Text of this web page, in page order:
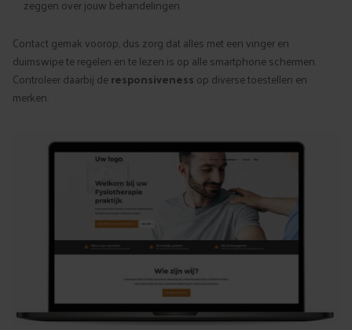
zeggen over jouw behandelingen.
Contact gemak voorop, dus zorg dat alles met een vinger en
duimswipe te regelen en te lezen is op alle smartphone schermen.
Controleer daarbij deresponsiveness op diverse toestellen en
merken.